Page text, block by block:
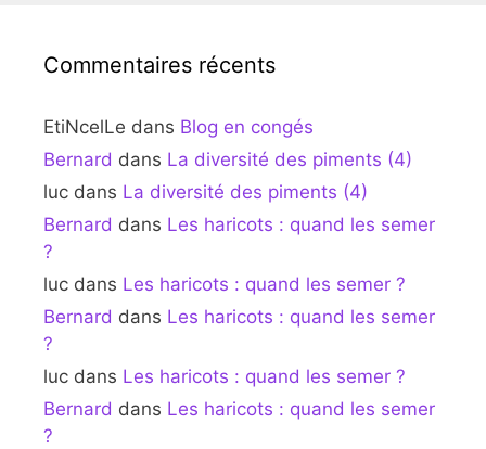
Commentaires récents
EtiNcelLe dans Blog en congés
Bernard dans La diversité des piments (4)
luc dans La diversité des piments (4)
Bernard dans Les haricots : quand les semer
?
luc dans Les haricots : quand les semer ?
Bernard dans Les haricots : quand les semer
?
luc dans Les haricots : quand les semer ?
Bernard dans Les haricots : quand les semer
?